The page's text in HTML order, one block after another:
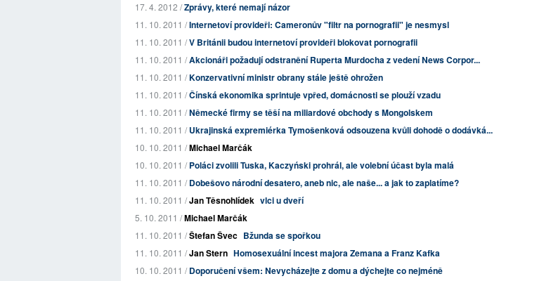
17. 4. 2012 /Zprávy, které nemají názor
11. 10. 2011 /Internetoví provideři: Cameronův "filtr na pornografii" je nesmysl
11. 10. 2011 /V Británii budou internetoví provideři blokovat pornografii
11. 10. 2011 /Akcionáři požadují odstranění Ruperta Murdocha z vedení News Corpor...
11. 10. 2011 /Konzervativní ministr obrany stále ještě ohrožen
11. 10. 2011 /Čínská ekonomika sprintuje vpřed, domácnosti se plouží vzadu
11. 10. 2011 /Německé firmy se těší na miliardové obchody s Mongolskem
11. 10. 2011 /Ukrajinská expremiérka Tymošenková odsouzena kvůli dohodě o dodávká...
10. 10. 2011 /Michael Marčák
10. 10. 2011 /Poláci zvolili Tuska, Kaczyński prohrál, ale volební účast byla malá
11. 10. 2011 /Dobešovo národní desatero, aneb nic, ale naše... a jak to zaplatíme?
11. 10. 2011 /Jan Těsnohlídek vlci u dveří
5. 10. 2011 /Michael Marčák
11. 10. 2011 /Štefan Švec Bžunda se spořkou
11. 10. 2011 /Jan Stern Homosexuální incest majora Zemana a Franz Kafka
10. 10. 2011 /Doporučení všem: Nevycházejte z domu a dýchejte co nejméně